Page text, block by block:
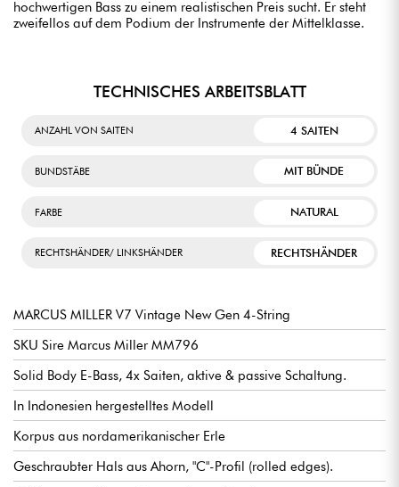
hochwertigen Bass zu einem realistischen Preis sucht. Er steht
zweifellos auf dem Podium der Instrumente der Mittelklasse.
TECHNISCHES ARBEITSBLATT
ANZAHL VON SAITEN 4 SAITEN
BUNDSTÄBE MIT BÜNDE
FARBE NATURAL
RECHTSHÄNDER/ LINKSHÄNDER RECHTSHÄNDER
MARCUS MILLER V7 Vintage New Gen 4-String
SKU Sire Marcus Miller MM796
Solid Body E-Bass, 4x Saiten, aktive & passive Schaltung.
In Indonesien hergestelltes Modell
Korpus aus nordamerikanischer Erle
Geschraubter Hals aus Ahorn, "C"-Profil (rolled edges).